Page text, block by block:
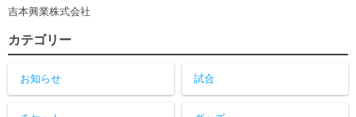
吉本興業株式会社
カテゴリー
お知らせ 試合